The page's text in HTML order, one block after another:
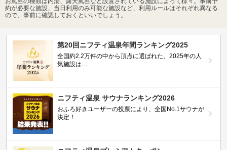
約が必要な施設、当日利用のみ可能な施設など、利用ルールはそれぞれ異なる
ので、事前に確認しておくといいでしょう。
第20回ニフティ温泉年間ランキング2025
全国約2.2万件の中から頂点に選ばれた、2025年の人
気施設は…
ニフティ温泉 サウナランキング2026
おふろ好きユーザーの投票により、全国No.1サウナが
決定！